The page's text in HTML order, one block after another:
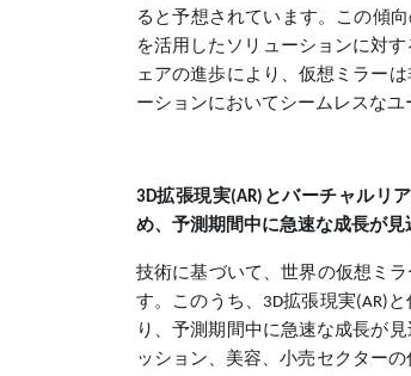
ると予想されています。この傾
を活用したソリューションに対
ェアの進歩により、仮想ミラー
ーションにおいてシームレスな
3D拡張現実(AR)とバーチャルリ
め、予測期間中に急速な成長が見
技術に基づいて、世界の仮想ミ
す。このうち、3D拡張現実(AR)
り、予測期間中に急速な成長が
ッション、美容、小売セクター